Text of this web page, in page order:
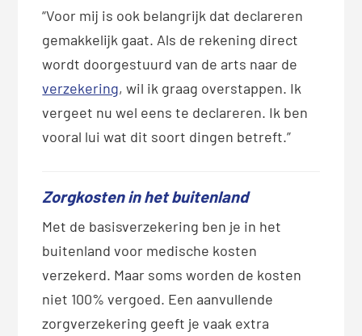
“Voor mij is ook belangrijk dat declareren
gemakkelijk gaat. Als de rekening direct
wordt doorgestuurd van de arts naar de
verzekering, wil ik graag overstappen. Ik
vergeet nu wel eens te declareren. Ik ben
vooral lui wat dit soort dingen betreft.”
Zorgkosten in het buitenland
Met de basisverzekering ben je in het
buitenland voor medische kosten
verzekerd. Maar soms worden de kosten
niet 100% vergoed. Een aanvullende
zorgverzekering geeft je vaak extra